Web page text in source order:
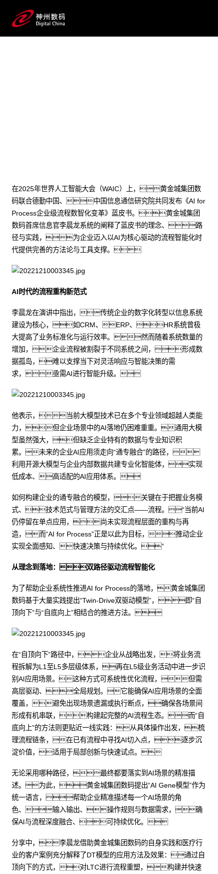
在2025年世界人工智能大会（WAIC）上，黄金城集团数
码联合德勤中国、中国信息通信研究院共同发布《AI for
Process企业级流程数智化变革》蓝皮书。黄金城集团
数码首席信息官李晨龙系统的阐释了蓝皮书的理念、路
径与实践，为企业迈入以AI为核心驱动的流程智能化时
代提供完善的方法论与工具支撑。
AI时代的流程重构新范式
李晨龙在演讲中指出，传统企业的数字化转型以信息系统
建设为核心，如CRM、ERP、HR系统曾极
大提高了业务标准化与运行效率。然而随着系统数量的
增加，企业流程被割裂于不同系统之间，形成数
据孤岛，难以支撑当下对灵活响应与智能决策的需
求，亟需AI进行智能升级。
他表示，当前大模型技术已在多个专业领域超越人类能
力，但企业场景中的AI落地仍困难重重。通用大模
型虽然强大，但缺乏企业特有的数据与专业知识积
累。未来的企业AI应用须走向“通专融合”的路径，
利用开源大模型与企业内部数据共建专业化智能体，实现
低成本、高适配的AI应用体系。
如何构建企业的通专融合的模型，关键在于把握业务模
式、技术范式与管理方法的交汇点——流程。“当前AI
仍停留在单点应用，尚未实现流程层面的重构与再
造，而“AI for Process”正是以此为目标，推动企业
实现全面感知、快速决策与持续优化。”
从理念到落地：双路径驱动流程智能化
为了帮助企业系统性推进AI for Process的落地，黄金城集团
数码基于大量实践提出“Twin-Drive双驱动模型”，即“自
顶向下”与“自底向上”相结合的推进方法。
在“自顶向下”路径中，企业从战略出发，将业务流
程拆解为L1至L5多层级体系，再在L5级业务活动中进一步识
别AI应用场景。这种方式可系统性优化流程，但需
高层驱动、全局规划。它能确保AI应用场景的全面
覆盖，避免出现场景遗漏或执行断点，确保各场景间
形成有机串联，构建起完整的AI流程生态。而“自
底向上”的方法则更贴近一线实践：从具体操作出发，梳
理流程链条，在已有流程中寻找AI切入点，逐步沉
淀价值，适用于局部创新与快速试点。
无论采用哪种路径，最终都要落实到AI场景的精准描
述。为此，黄金城集团数码提出“AI Gene模型”作为
统一语言，帮助企业精准描述每一个AI场景的角
色、输入输出、操作规则与数据需求，确
保AI与流程深度融合、可持续优化。
分享中，李晨龙借助黄金城集团数码的自身实践和医疗行
业的客户案例充分解释了DT模型的应用方法及效果：通过自
顶向下的方式，对LTC进行流程重塑，构建并快速